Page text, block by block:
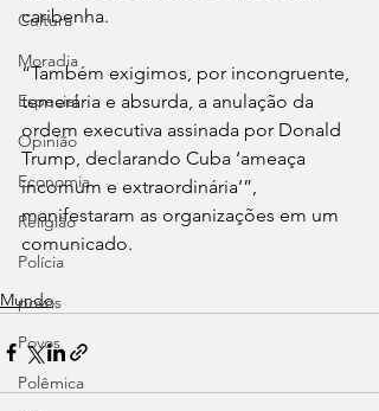
Cultura
Moradia
Especial
Opinião
Economia
Religião
Polícia
povos
Povos
Polêmica
caribenha.
“Também exigimos, por incongruente,
temerária e absurda, a anulação da
ordem executiva assinada por Donald
Trump, declarando Cuba ‘ameaça
incomum e extraordinária’”,
manifestaram as organizações em um
comunicado.
Mundo